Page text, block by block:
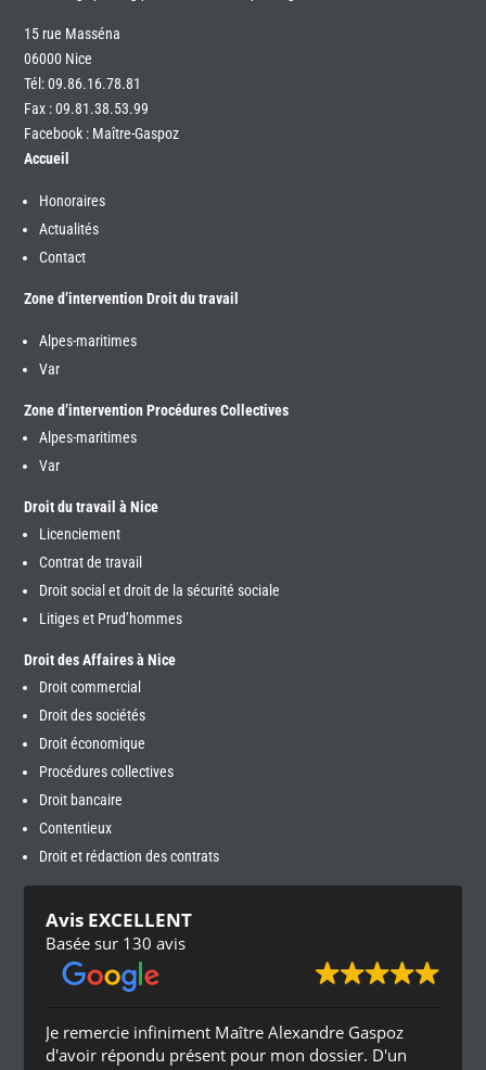
15 rue Masséna
06000 Nice
Tél:09.86.16.78.81
Fax : 09.81.38.53.99
Facebook : Maître-Gaspoz
Accueil
Honoraires
Actualités
Contact
Zone d’intervention Droit du travail
Alpes-maritimes
Var
Zone d’intervention Procédures Collectives
Alpes-maritimes
Var
Droit du travail à Nice
Licenciement
Contrat de travail
Droit social et droit de la sécurité sociale
Litiges et Prud’hommes
Droit des Affaires à Nice
Droit commercial
Droit des sociétés
Droit économique
Procédures collectives
Droit bancaire
Contentieux
Droit et rédaction des contrats
Avis EXCELLENT
Basée sur 130 avis
Je remercie infiniment Maître Alexandre Gaspoz
d'avoir répondu présent pour mon dossier. D'un